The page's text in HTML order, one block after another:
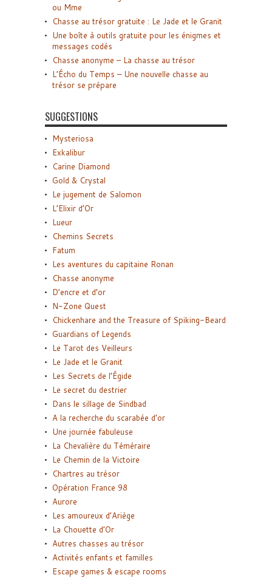
ou Mme
Chasse au trésor gratuite : Le Jade et le Granit
Une boîte à outils gratuite pour les énigmes et
messages codés
Chasse anonyme – La chasse au trésor
L’Écho du Temps – Une nouvelle chasse au
trésor se prépare
SUGGESTIONS
Mysteriosa
Exkalibur
Carine Diamond
Gold & Crystal
Le jugement de Salomon
L’Elixir d’Or
Lueur
Chemins Secrets
Fatum
Les aventures du capitaine Ronan
Chasse anonyme
D’encre et d’or
N-Zone Quest
Chickenhare and the Treasure of Spiking-Beard
Guardians of Legends
Le Tarot des Veilleurs
Le Jade et le Granit
Les Secrets de l’Égide
Le secret du destrier
Dans le sillage de Sindbad
A la recherche du scarabée d’or
Une journée fabuleuse
La Chevalière du Téméraire
Le Chemin de la Victoire
Chartres au trésor
Opération France 98
Aurore
Les amoureux d’Ariège
La Chouette d’Or
Autres chasses au trésor
Activités enfants et familles
Escape games & escape rooms